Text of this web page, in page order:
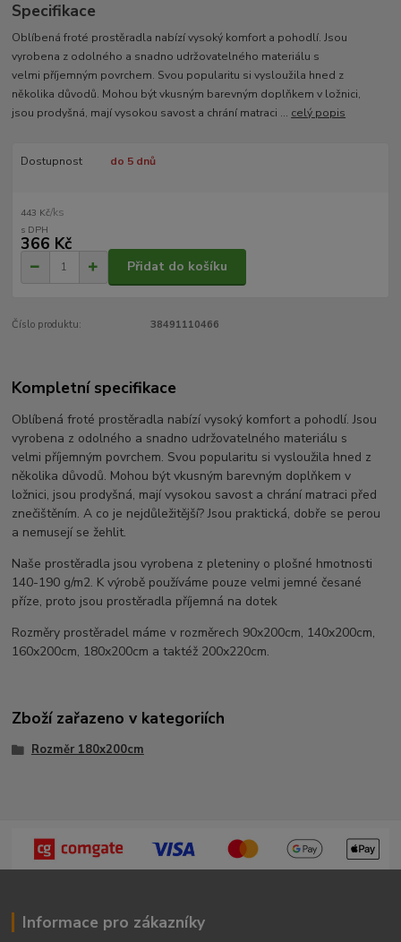
Specifikace
Oblíbená froté prostěradla nabízí vysoký komfort a pohodlí. Jsou
vyrobena z odolného a snadno udržovatelného materiálu s
velmi příjemným povrchem. Svou popularitu si vysloužila hned z
několika důvodů. Mohou být vkusným barevným doplňkem v ložnici,
jsou prodyšná, mají vysokou savost a chrání matraci ... celý popis
Dostupnost do 5 dnů
443 Kč/ks
366 Kč
Přidat do košíku
Číslo produktu: 38491110466
Kompletní specifikace
Oblíbená froté prostěradla nabízí vysoký komfort a pohodlí. Jsou
vyrobena z odolného a snadno udržovatelného materiálu s
velmi příjemným povrchem. Svou popularitu si vysloužila hned z
několika důvodů. Mohou být vkusným barevným doplňkem v
ložnici, jsou prodyšná, mají vysokou savost a chrání matraci před
znečištěním. A co je nejdůležitější? Jsou praktická, dobře se perou
a nemusejí se žehlit.
Naše prostěradla jsou vyrobena z pleteniny o plošné hmotnosti
140-190 g/m2. K výrobě používáme pouze velmi jemné česané
příze, proto jsou prostěradla příjemná na dotek
Rozměry prostěradel máme v rozměrech 90x200cm, 140x200cm,
160x200cm, 180x200cm a taktéž 200x220cm.
Zboží zařazeno v kategoriích
Rozměr 180x200cm
Informace pro zákazníky